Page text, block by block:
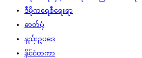
ဒီမိုကရေစီရေးရာ
ဓာတ်ပုံ
နည်းဥပဒေ
နိုင်ငံတကာ